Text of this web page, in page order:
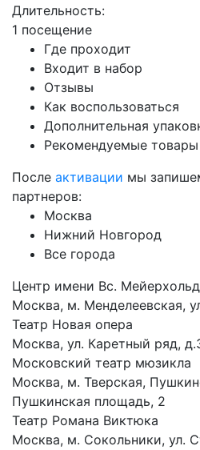
Длительность:
1 посещение
Где проходит
Входит в набор
Отзывы
Как воспользоваться
Дополнительная
Рекомендуемые товары
После активации мы
партнеров:
Москва
Нижний Новгород
Все города
Центр имени Вс.
Москва, м. Менделеевская,
Театр Новая опера
Москва, ул. Каретный ряд,
Московский театр мюзикла
Москва, м. Тверская,
Пушкинская площадь, 2
Театр Романа Виктюка
Москва, м. Сокольники, ул.